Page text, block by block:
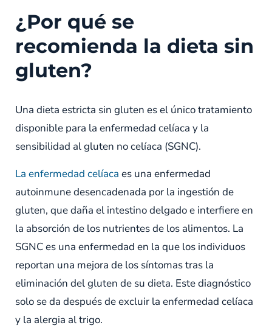
¿Por qué se
recomienda la dieta sin
gluten?
Una dieta estricta sin gluten es el único tratamiento
disponible para la enfermedad celíaca y la
sensibilidad al gluten no celíaca (SGNC).
La enfermedad celíaca es una enfermedad
autoinmune desencadenada por la ingestión de
gluten, que daña el intestino delgado e interfiere en
la absorción de los nutrientes de los alimentos. La
SGNC es una enfermedad en la que los individuos
reportan una mejora de los síntomas tras la
eliminación del gluten de su dieta. Este diagnóstico
solo se da después de excluir la enfermedad celíaca
y la alergia al trigo.